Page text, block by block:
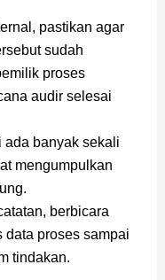
pastikan agar
sudah
proses
audir selesai
ada banyak sekali
mengumpulkan
berbicara
proses sampai
tindakan.